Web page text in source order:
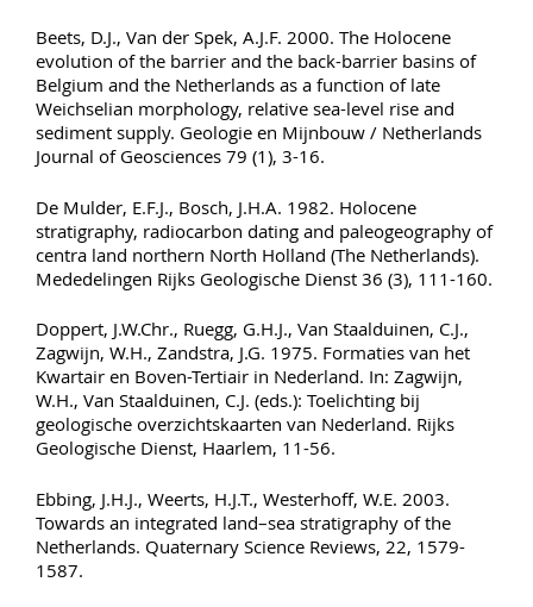
Beets, D.J., Van der Spek, A.J.F. 2000. The Holocene
evolution of the barrier and the back-barrier basins of
Belgium and the Netherlands as a function of late
Weichselian morphology, relative sea-level rise and
sediment supply. Geologie en Mijnbouw / Netherlands
Journal of Geosciences 79 (1), 3-16.
De Mulder, E.F.J., Bosch, J.H.A. 1982. Holocene
stratigraphy, radiocarbon dating and paleogeography of
centra land northern North Holland (The Netherlands).
Mededelingen Rijks Geologische Dienst 36 (3), 111-160.
Doppert, J.W.Chr., Ruegg, G.H.J., Van Staalduinen, C.J.,
Zagwijn, W.H., Zandstra, J.G. 1975. Formaties van het
Kwartair en Boven-Tertiair in Nederland. In: Zagwijn,
W.H., Van Staalduinen, C.J. (eds.): Toelichting bij
geologische overzichtskaarten van Nederland. Rijks
Geologische Dienst, Haarlem, 11-56.
Ebbing, J.H.J., Weerts, H.J.T., Westerhoff, W.E. 2003.
Towards an integrated land–sea stratigraphy of the
Netherlands. Quaternary Science Reviews, 22, 1579-
1587.